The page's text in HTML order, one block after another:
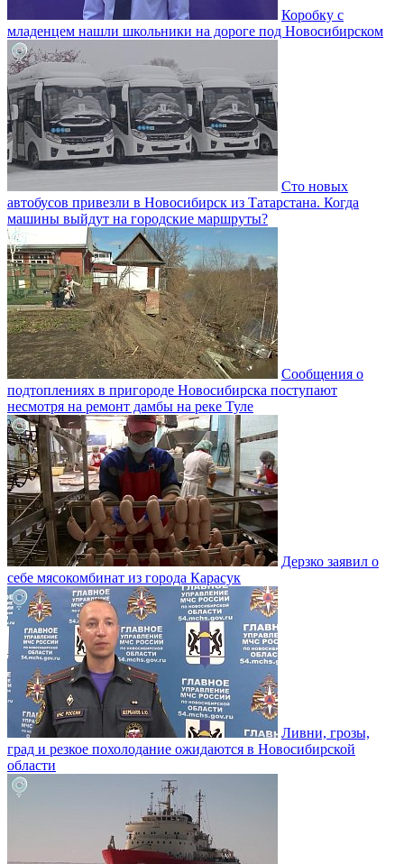
Коробку с
младенцем нашли школьники на дороге под Новосибирском
Сто новых
автобусов привезли в Новосибирск из Татарстана. Когда
машины выйдут на городские маршруты?
Сообщения о
подтоплениях в пригороде Новосибирска поступают
несмотря на ремонт дамбы на реке Туле
Дерзко заявил о
себе мясокомбинат из города Карасук
Ливни, грозы,
град и резкое похолодание ожидаются в Новосибирской
области